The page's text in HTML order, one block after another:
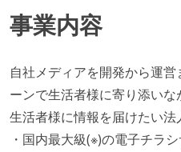
事業内容
自社メディアを開発から運
ーンで生活者様に寄り添いな
生活者様に情報を届けたい法
・国内最大級(※)の電子チラ